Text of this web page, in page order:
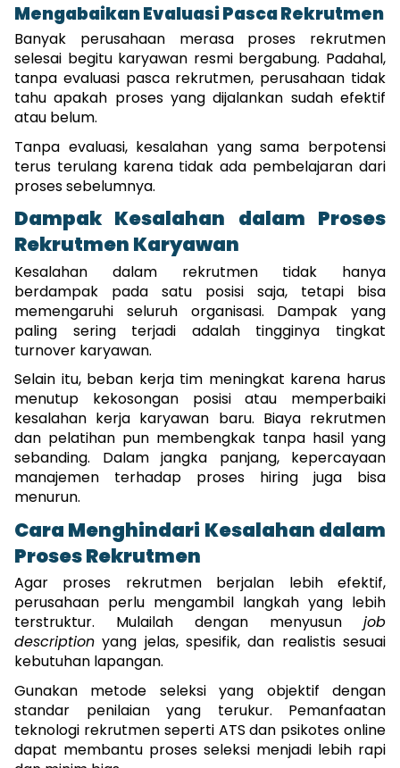
Mengabaikan Evaluasi Pasca Rekrutmen
Banyak perusahaan merasa proses rekrutmen
selesai begitu karyawan resmi bergabung. Padahal,
tanpa evaluasi pasca rekrutmen, perusahaan tidak
tahu apakah proses yang dijalankan sudah efektif
atau belum.
Tanpa evaluasi, kesalahan yang sama berpotensi
terus terulang karena tidak ada pembelajaran dari
proses sebelumnya.
Dampak Kesalahan dalam Proses
Rekrutmen Karyawan
Kesalahan dalam rekrutmen tidak hanya
berdampak pada satu posisi saja, tetapi bisa
memengaruhi seluruh organisasi. Dampak yang
paling sering terjadi adalah tingginya tingkat
turnover karyawan.
Selain itu, beban kerja tim meningkat karena harus
menutup kekosongan posisi atau memperbaiki
kesalahan kerja karyawan baru. Biaya rekrutmen
dan pelatihan pun membengkak tanpa hasil yang
sebanding. Dalam jangka panjang, kepercayaan
manajemen terhadap proses hiring juga bisa
menurun.
Cara Menghindari Kesalahan dalam
Proses Rekrutmen
Agar proses rekrutmen berjalan lebih efektif,
perusahaan perlu mengambil langkah yang lebih
terstruktur. Mulailah dengan menyusun job
description yang jelas, spesifik, dan realistis sesuai
kebutuhan lapangan.
Gunakan metode seleksi yang objektif dengan
standar penilaian yang terukur. Pemanfaatan
teknologi rekrutmen seperti ATS dan psikotes online
dapat membantu proses seleksi menjadi lebih rapi